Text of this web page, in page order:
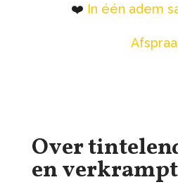
❤️ In één adem
Over
en